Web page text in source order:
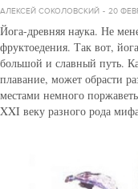
АЛЕКСЕЙ СОКОЛОВСКИЙ 20
Йога-древняя наука. Не
фруктоедения. Так вот,
большой и славный путь.
плавание, может обрасти
местами немного
XXI веку разного рода